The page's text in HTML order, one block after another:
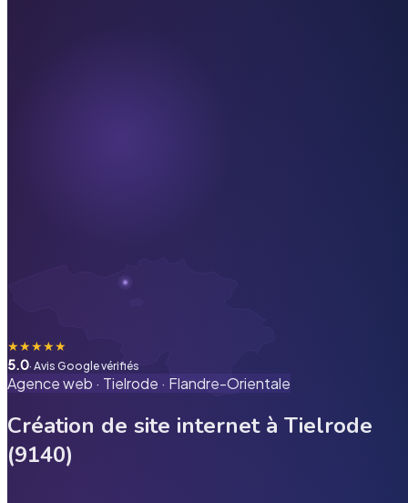
★★★★★
5.0· Avis Google vérifiés
Agence web · Tielrode · Flandre-Orientale
Création de site internet à Tielrode
(9140)